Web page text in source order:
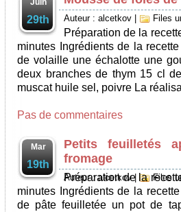
29th Auteur : alcetkov Files
Préparation de la
minutes Ingrédients de la
de volaille une échalotte une
deux branches de thym 15 cl
muscat huile sel, poivre La
Pas de commentaires
Mar
19th
Petits feuilletés
fromage
Auteur : alcetkov| Files
Préparation de la
minutes Ingrédients de la
de pâte feuilletée un pot de